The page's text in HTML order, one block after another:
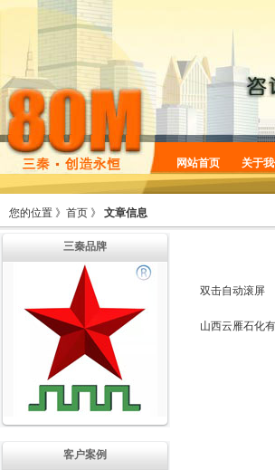
网站首页 关于我
企业
您的位置 》 首页 》 文章信息
三秦品牌
客户案例
双击自动滚屏
山西云雁石化